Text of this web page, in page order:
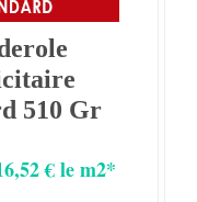
510 Gr
€ le m2*